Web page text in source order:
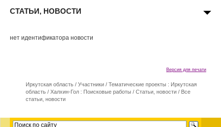
СТАТЬИ, НОВОСТИ
нет идентификатора новости
Версия для печати
Иркутская область / Участники / Тематические проекты : Иркутская
область / Халхин-Гол : Поисковые работы / Статьи, новости / Все
статьи, новости